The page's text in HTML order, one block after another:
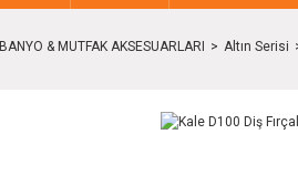
BANYO & MUTFAK AKSESUARLARI Altın Serisi